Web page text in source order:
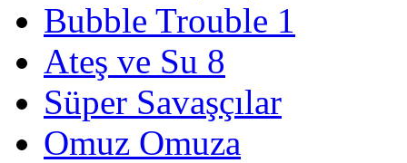
Bubble Trouble 1
Ateş ve Su 8
Süper Savaşçılar
Omuz Omuza